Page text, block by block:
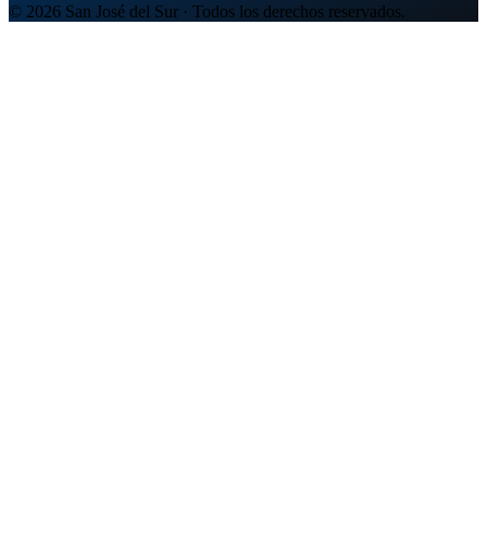
© 2026 San José del Sur · Todos los derechos reservados.